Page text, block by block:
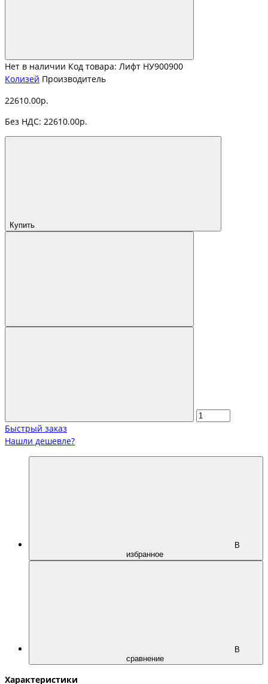
Нет в наличии Код товара: Лифт НУ900900
Колизей Производитель
22610.00р.
Без НДС: 22610.00р.
Купить
Быстрый заказ
Нашли дешевле?
В
избранное
В
сравнение
Характеристики